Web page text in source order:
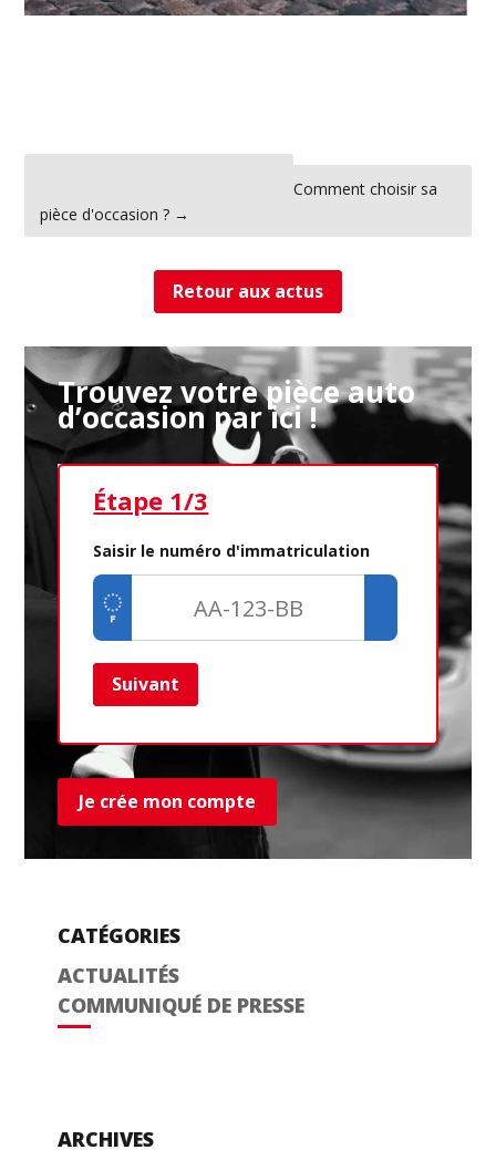
Comment choisir sa
pièce d'occasion ? →
Retour aux actus
Trouvez votre pièce auto
d’occasion par ici !
Étape 1/3
Saisir le numéro d'immatriculation
Suivant
Je crée mon compte
CATÉGORIES
ACTUALITÉS
COMMUNIQUÉ DE PRESSE
ARCHIVES